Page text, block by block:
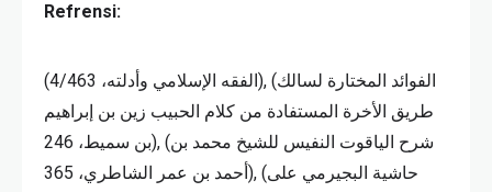
Refrensi:
(الفقه الإسلامي وأدلته، 4/463), (الفوائد المختارة لسالك
طريق الأخرة المستفادة من كلام الحبيب زين بن إبراهيم
بن سميط، 246), (شرح الياقوت النفيس للشيخ محمد بن
أحمد بن عمر الشاطري، 365), (حاشية البجيرمي على